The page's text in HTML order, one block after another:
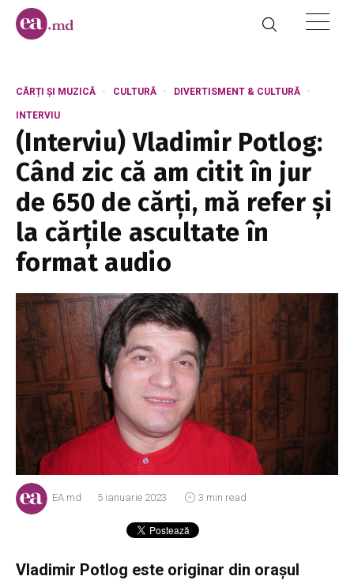
CĂRȚI ȘI MUZICĂ CULTURĂ DIVERTISMENT & CULTURĂ
INTERVIU
(Interviu) Vladimir Potlog:
Când zic că am citit în jur
de 650 de cărți, mă refer și
la cărțile ascultate în
format audio
EA.md 5 ianuarie 2023 3 min read
Vladimir Potlog este originar din orașul